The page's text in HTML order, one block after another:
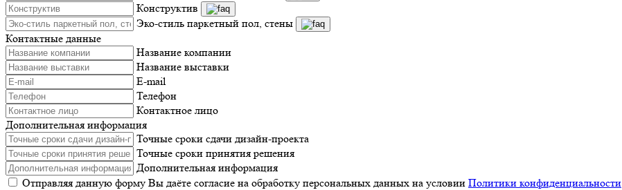
Конструктив
Эко-стиль паркетный пол, стены
Контактные данные
Название компании
Название выставки
E-mail
Телефон
Контактное лицо
Дополнительная информация
Точные сроки сдачи дизайн-проекта
Точные сроки принятия решения
Дополнительная информация
Отправляя данную форму Вы даёте согласие на обработку персональных данных на условии Политики конфиденциальности